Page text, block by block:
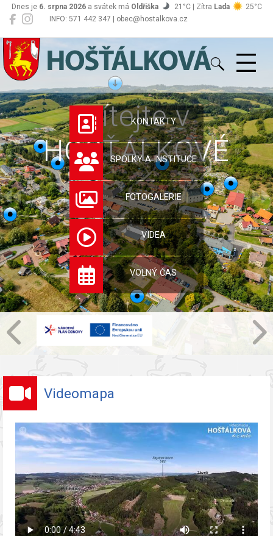
INFO: 571 442 347 | obec@hostalkova.cz
Dnes je 6. srpna 2026a svátek má Oldřiška 21°C | Zítra Lada 25°C
Hošťálková
Vítejte v
HOŠŤÁLKOVÉ
KONTAKTY
SPOLKY A INSTITUCE
FOTOGALERIE
VIDEA
VOLNÝ ČAS
Videomapa